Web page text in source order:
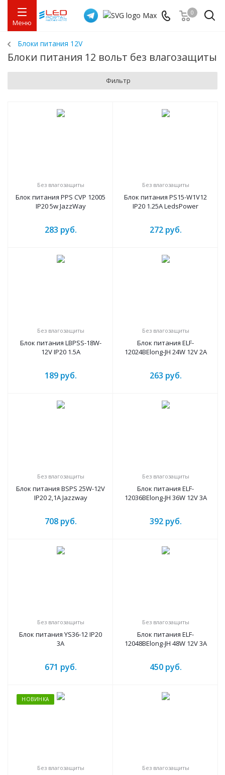
Меню
0
Блоки питания 12V
Блоки питания 12 вольт без влагозащиты
Фильтр
Без влагозащиты
Блок питания PPS CVP 12005
IP20 5w JazzWay
283 руб.
Без влагозащиты
Блок питания PS15-W1V12
IP20 1.25A LedsPower
272руб.
Без влагозащиты
Блок питания LBPSS-18W-
12V IP20 1.5A
189руб.
Без влагозащиты
Блок питания ELF-
12024BElong-JH 24W 12V 2A
263 руб.
Без влагозащиты
Блок питания BSPS 25W-12V
IP20 2,1A Jazzway
708руб.
Без влагозащиты
Блок питания ELF-
12036BElong-JH 36W 12V 3A
392руб.
Без влагозащиты
Блок питания YS36-12 IP20
3A
671 руб.
Без влагозащиты
Блок питания ELF-
12048BElong-JH 48W 12V 3A
450руб.
НОВИНКА
Без влагозащиты Без влагозащиты